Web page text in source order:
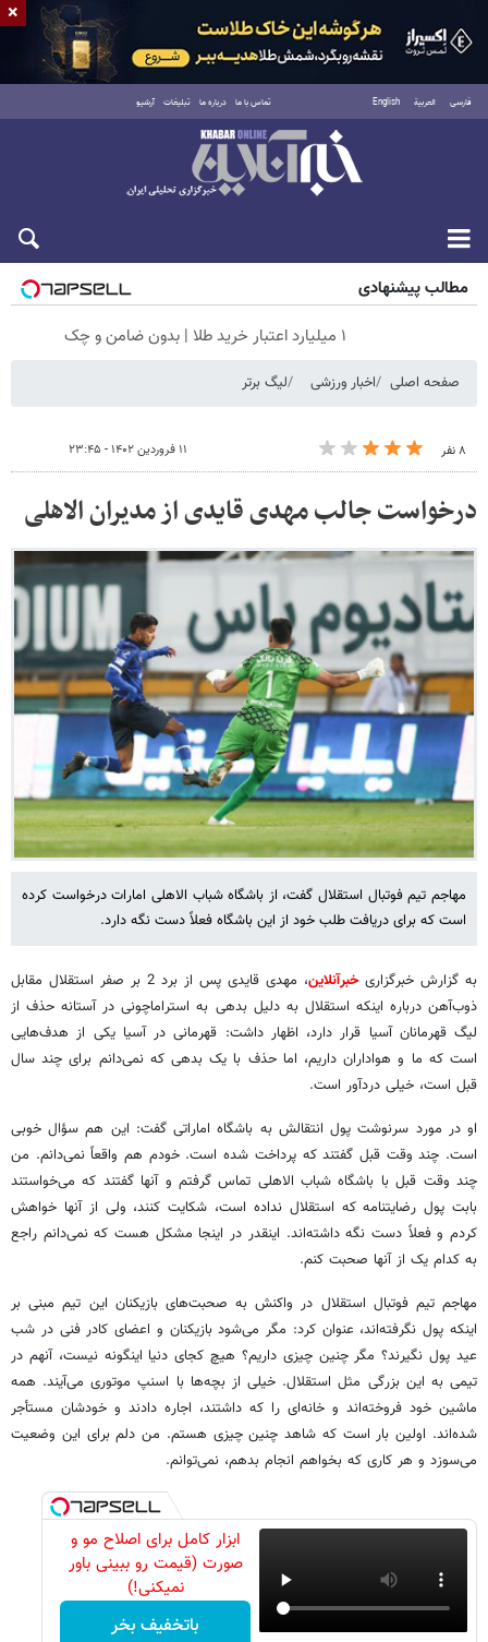
فارسی العربية English تماس با ما درباره ما تبلیغات آرشیو
جمعه ۱۶ مرداد ۱۴۰۵
مطالب پیشنهادی
۱ میلیارد اعتبار خرید طلا | بدون ضامن و چک
صفحه اصلی اخبار ورزشی لیگ برتر
۸ نفر ۱۱ فروردین ۱۴۰۲ - ۲۳:۴۵
درخواست جالب مهدی قایدی از مدیران الاهلی
مهاجم تیم فوتبال استقلال گفت، از باشگاه شباب الاهلی امارات درخواست کرده
است که برای دریافت طلب خود از این باشگاه فعلاً دست نگه دارد.
به گزارش خبرگزاریخبرآنلاین
، مهدی قایدی پس از برد 2 بر صفر استقلال مقابل
ذوب‌آهن درباره اینکه استقلال به دلیل بدهی به استراماچونی در آستانه حذف از
لیگ قهرمانان آسیا قرار دارد، اظهار داشت: قهرمانی در آسیا یکی از هدف‌هایی
است که ما و هواداران داریم، اما حذف با یک بدهی که نمی‌دانم برای چند سال
قبل است، خیلی دردآور است.
او در مورد سرنوشت پول انتقالش به باشگاه اماراتی گفت: این هم سؤال خوبی
است. چند وقت قبل گفتند که پرداخت شده است. خودم هم واقعاً نمی‌دانم. من
چند وقت قبل با باشگاه شباب الاهلی تماس گرفتم و آنها گفتند که می‌خواستند
بابت پول رضایتنامه که استقلال نداده است، شکایت کنند، ولی از آنها خواهش
کردم و فعلاً دست نگه داشته‌اند. اینقدر در اینجا مشکل هست که نمی‌دانم راجع
به کدام یک از آنها صحبت کنم.
مهاجم تیم فوتبال استقلال در واکنش به صحبت‌های بازیکنان این تیم مبنی بر
اینکه پول نگرفته‌اند، عنوان کرد: مگر می‌شود بازیکنان و اعضای کادر فنی در شب
عید پول نگیرند؟ مگر چنین چیزی داریم؟ هیچ کجای دنیا اینگونه نیست، آنهم در
تیمی به این بزرگی مثل استقلال. خیلی از بچه‌ها با اسنپ موتوری می‌آیند. همه
ماشین خود فروخته‌اند و خانه‌ای را که داشتند، اجاره دادند و خودشان مستأجر
شده‌اند. اولین بار است که شاهد چنین چیزی هستم. من دلم برای این وضعیت
می‌سوزد و هر کاری که بخواهم انجام بدهم، نمی‌توانم.
ابزار کامل برای اصلاح مو و
صورت (قیمت رو ببینی باور
نمیکنی!)
باتخفیف بخر
×